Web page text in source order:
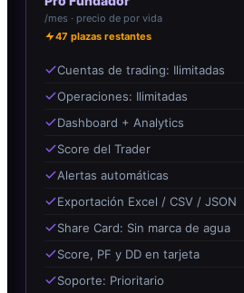
/mes · precio de por vida
47 plazas restantes
Cuentas de trading: Ilimitadas
Operaciones: Ilimitadas
Dashboard + Analytics
Score del Trader
Alertas automáticas
Exportación Excel / CSV / JSON
Share Card: Sin marca de agua
Score, PF y DD en tarjeta
Soporte: Prioritario